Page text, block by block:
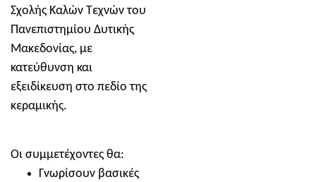
Σχολής Καλών Τεχνών του
Πανεπιστημίου Δυτικής
Μακεδονίας, με
κατεύθυνση και
εξειδίκευση στο πεδίο της
κεραμικής.
Οι συμμετέχοντες θα:
Γνωρίσουν βασικές